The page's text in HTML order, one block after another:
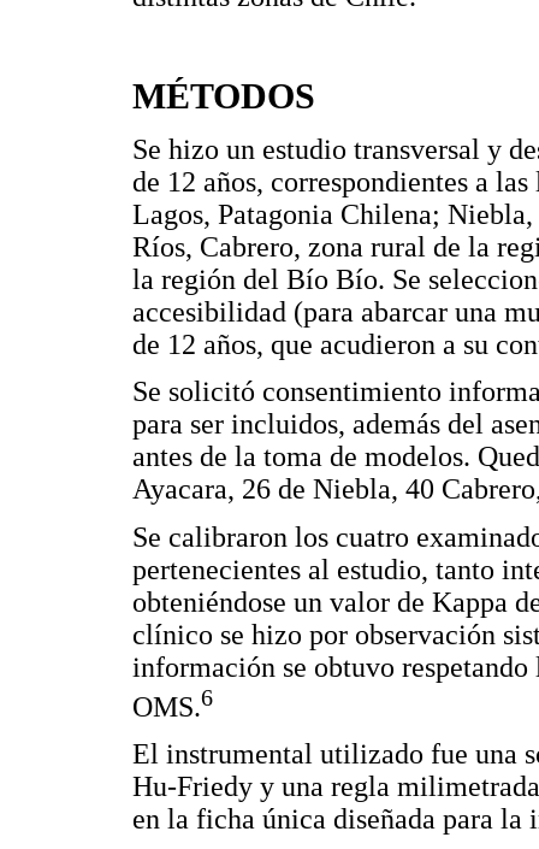
MÉTODOS
Se hizo un estudio transversal y
de 12 años, correspondientes a
Lagos, Patagonia Chilena;
Ríos, Cabrero, zona rural de la
la región del Bío Bío. Se
accesibilidad (para abarcar una
de 12 años, que acudieron a su
Se solicitó consentimiento
para ser incluidos, además del
antes de la toma de modelos.
Ayacara, 26 de Niebla, 40
Se calibraron los cuatro
pertenecientes al estudio, tanto
obteniéndose un valor de Kappa
clínico se hizo por observación
información se obtuvo
OMS.6
El instrumental utilizado fue una
Hu-Friedy y una regla
en la ficha única diseñada para la